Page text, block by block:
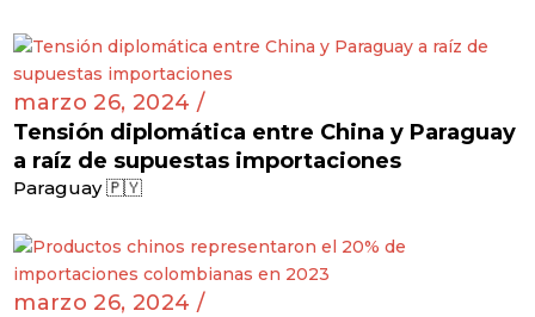
marzo 26, 2024 /
Tensión diplomática entre China y Paraguay
a raíz de supuestas importaciones
Paraguay 🇵🇾
marzo 26, 2024 /